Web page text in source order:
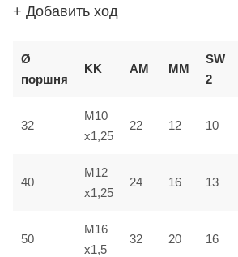
+ Добавить ход
Ø
поршня
KK AM ММ
SW
2
32
M10
x1,25
22 12 10
40
M12
x1,25
24 16 13
50
M16
x1,5
32 20 16